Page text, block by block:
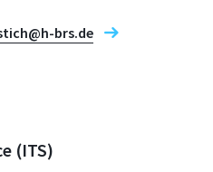
brs.de
(ITS)